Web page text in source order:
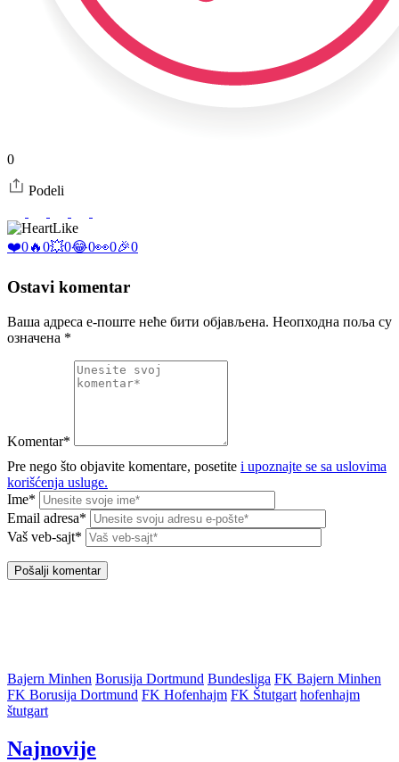
0
Podeli
Like
❤️0🔥0💥0😂0👀0🎉0
Ostavi komentar
Ваша адреса е-поште неће бити објављена. Неопходна поља су
означена *
Komentar*
Pre nego što objavite komentare, posetite i upoznajte se sa uslovima
korišćenja usluge.
Ime*
Email adresa*
Vaš veb-sajt*
Bajern Minhen Borusija Dortmund Bundesliga FK Bajern Minhen
FK Borusija Dortmund FK Hofenhajm FK Štutgart hofenhajm
štutgart
Najnovije